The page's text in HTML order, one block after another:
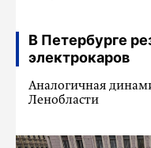
В Петербурге
электрокаров
Аналогичная
Ленобласти